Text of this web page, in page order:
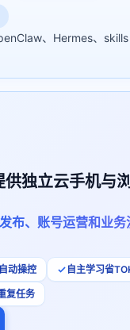
、Hermes、
供独立云手机与
布、账号运营和业
自动操控 自主学习省
复任务